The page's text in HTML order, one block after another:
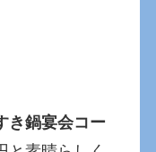
き鍋宴会コー